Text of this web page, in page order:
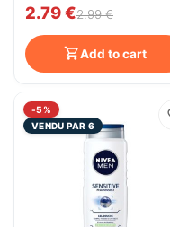
Chanvre, 250mL
2.79 €2.99 €
Add to cart
-5%
VENDU PAR 6